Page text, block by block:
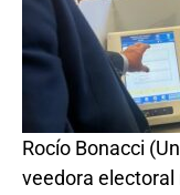
Rocío Bonacci
veedora